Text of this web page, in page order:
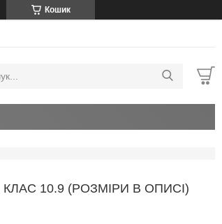
Кошик
10.9 (РОЗМІРИ В ОПИСІ)